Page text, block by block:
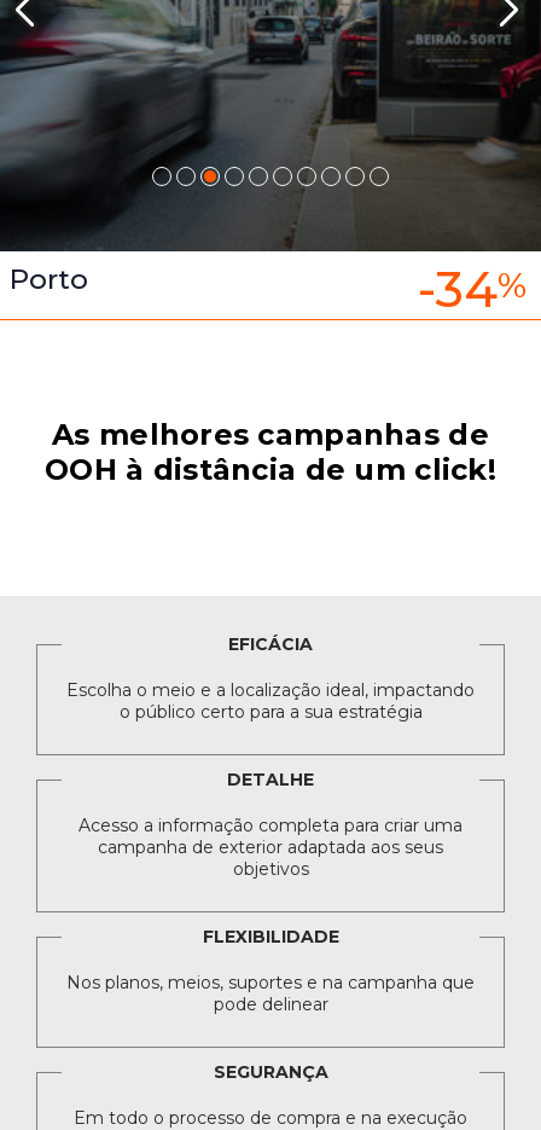
Porto -34%
As melhores campanhas de
OOH à distância de um click!
EFICÁCIA
Escolha o meio e a localização ideal, impactando
o público certo para a sua estratégia
DETALHE
Acesso a informação completa para criar uma
campanha de exterior adaptada aos seus
objetivos
FLEXIBILIDADE
Nos planos, meios, suportes e na campanha que
pode delinear
SEGURANÇA
Em todo o processo de compra e na execução